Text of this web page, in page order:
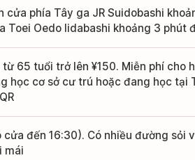
cửa phía Tây ga JR Suidobashi
Toei Oedo Iidabashi khoảng 3 phút
65 tuổi trở lên ¥150. Miễn phí cho
học cơ sở cư trú hoặc đang học tại
cửa đến 16:30). Có nhiều đường sỏi
mái